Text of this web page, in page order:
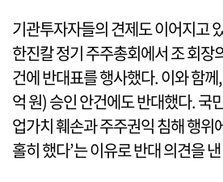
기관투자자들의 견제도 이어지고
한진칼 정기 주주총회에서 조 회장
건에 반대표를 행사했다. 이와 함
억 원) 승인 안건에도 반대했다. 국
업가치 훼손과 주주권익 침해 행위
홀히 했다’는 이유로 반대 의견을